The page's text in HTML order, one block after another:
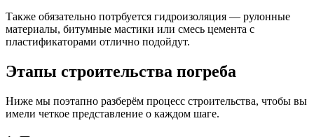
Также обязательно потрбуется гидроизоляция — рулонные
материалы, битумные мастики или смесь цемента с
пластификаторами отлично подойдут.
Этапы строительства погреба
Ниже мы поэтапно разберём процесс строительства, чтобы вы
имели четкое представление о каждом шаге.